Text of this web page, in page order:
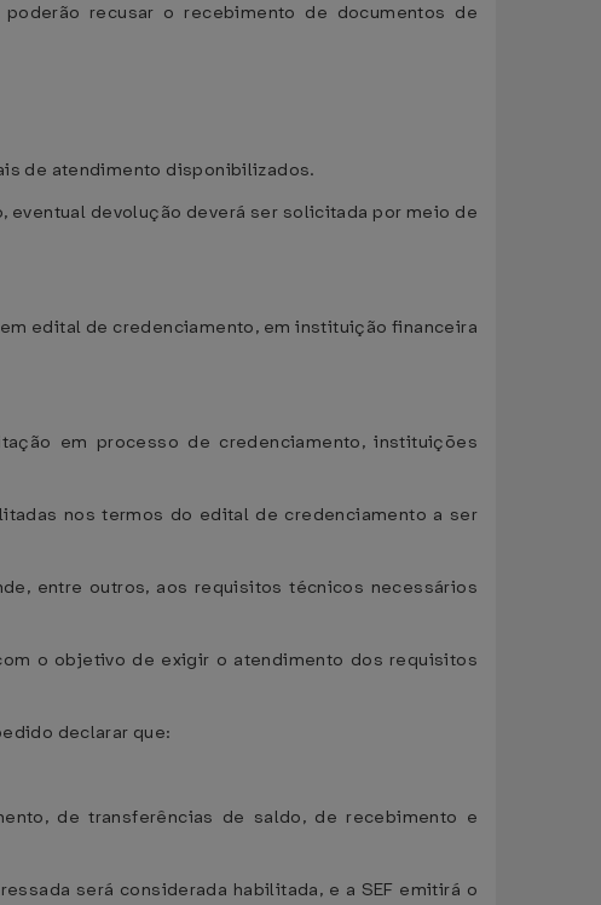
recusar o recebimento de documentos de
de atendimento disponibilizados.
eventual devolução deverá ser solicitada por meio de
edital de credenciamento, em instituição financeira
em processo de credenciamento, instituições
nos termos do edital de credenciamento a ser
entre outros, aos requisitos técnicos necessários
o objetivo de exigir o atendimento dos requisitos
declarar que:
de transferências de saldo, de recebimento e
será considerada habilitada, e a SEF emitirá o